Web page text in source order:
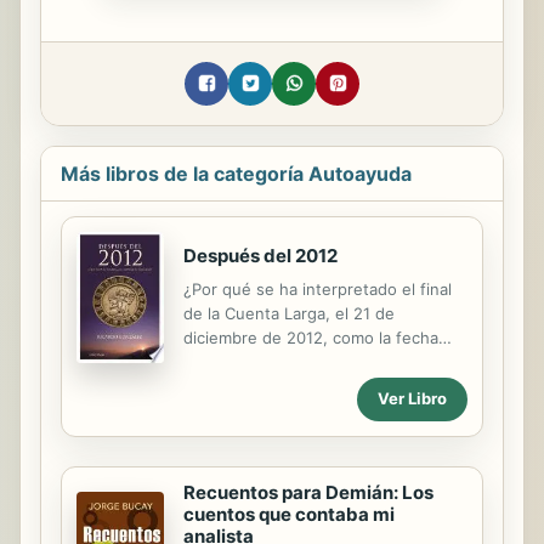
Más libros de la categoría Autoayuda
Después del 2012
¿Por qué se ha interpretado el final
de la Cuenta Larga, el 21 de
diciembre de 2012, como la fecha
proporciones apocalípticas? ¿Cómo
interpretar los diversos datos
científicos que la NASA ha revelado
Sol? ¿De qué nos quisieron advertir
los mayas?Son muchas y diversas las
teorías que hablan sobre la llegada
Ver Libro
Recuentos para Demián: Los
cuentos que contaba mi
analista